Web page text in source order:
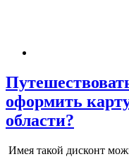
оформить
области?
Имея такой дисконт